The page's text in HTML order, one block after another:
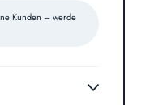
Kunden – werde